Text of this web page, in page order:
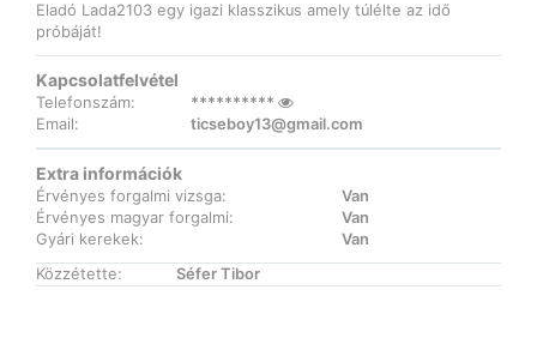
Eladó Lada2103 egy igazi klasszikus amely túlélte az idő
próbáját!
Kapcsolatfelvétel
Telefonszám:
**********
Email:
ticseboy13@gmail.com
Extra információk
Érvényes forgalmi vizsga:
Van
Érvényes magyar forgalmi:
Van
Gyári kerekek:
Van
Közzétette:
Séfer Tibor